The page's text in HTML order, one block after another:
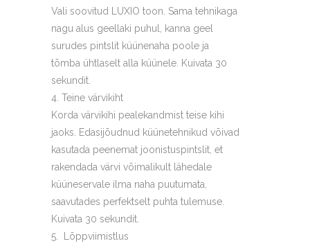
Vali soovitud LUXIO toon. Sama tehnikaga
nagu alus geellaki puhul, kanna geel
surudes pintslit küünenaha poole ja
tõmba ühtlaselt alla küünele. Kuivata 30
sekundit.
Teine värvikiht
Korda värvikihi pealekandmist teise kihi
jaoks. Edasijõudnud küünetehnikud võivad
kasutada peenemat joonistuspintslit, et
rakendada värvi võimalikult lähedale
küüneservale ilma naha puutumata,
saavutades perfektselt puhta tulemuse.
Kuivata 30 sekundit.
Lõppviimistlus